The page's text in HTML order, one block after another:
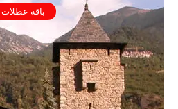
باقة عطلات